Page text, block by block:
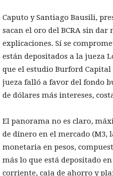
Caputo y Santiago Bausili,
sacan el oro del BCRA sin
explicaciones. Sí se
están depositados a la jueza
que el estudio Burford Capital
jueza falló a favor del fondo
de dólares más intereses,
El panorama no es claro,
de dinero en el mercado (M3,
monetaria en pesos,
más lo que está depositado
corriente, caja de ahorro y